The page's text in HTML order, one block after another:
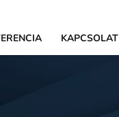
KAPCSOLAT